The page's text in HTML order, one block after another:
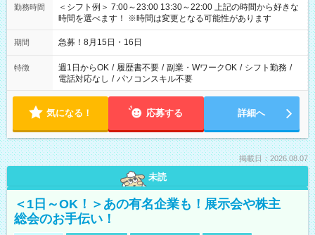
勤務時間
＜シフト例＞ 7:00～23:00 13:30～22:00 上記の時間から好きな
時間を選べます！ ※時間は変更となる可能性があります
期間 急募！8月15日・16日
特徴 週1日からOK / 履歴書不要 / 副業・WワークOK / シフト勤務 /
電話対応なし / パソコンスキル不要
気になる！ 応募する 詳細へ
掲載日：2026.08.07
未読
＜1日～OK！＞あの有名企業も！展示会や株主
総会のお手伝い！